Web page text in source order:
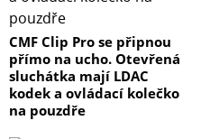
CMF Clip Pro se připnou
přímo na ucho. Otevřená
sluchátka mají LDAC
kodek a ovládací kolečko
na pouzdře